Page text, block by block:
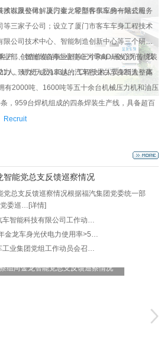
以及整体解决方案、零部件供应的一站式服务
有限公司、厦门金龙轻型客车车身有限公司、
三家子公司；设立了厦门市客车车身工程技术
公司技术中心、智能制造创新中心等三个研发
业部、智能装备事业部等三个R&D研发部门。我
人、研发人员133人；工程技术人员125人，高
有2000吨、1600吨等五十余台机械压力机和油压
，959台焊机组成的四条焊装生产线，具备超百
产品设计制造、设备集成总包等专业化设备工
，创造价值”的企业使命为导向，全心为传统装
，致力于成为卓越的汽车行业白车身制造整体
Recruit
能党总支反馈巡察情况
总支反馈巡察情况根据福汽集团党委统一部
党委巡… [详情]
车智能科技有限公司工作动…
金龙车身光伏电力使用率>5…
工业集团党组工作动员会召…
组向金龙智能党总支反馈巡察情况